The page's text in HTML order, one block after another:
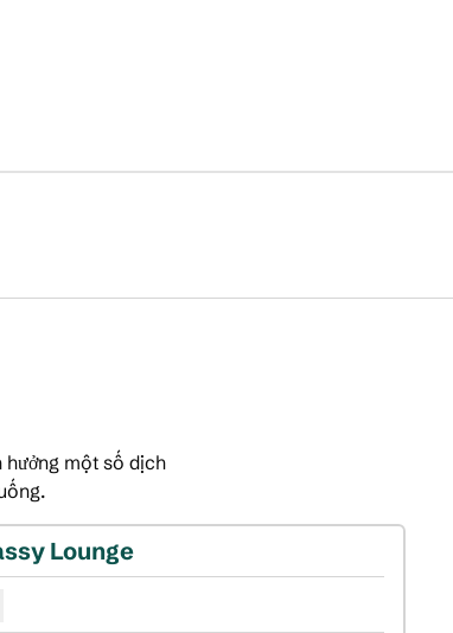
hưởng một số dịch
Lounge
giờ cho Phòng chờ Đại sứ quán